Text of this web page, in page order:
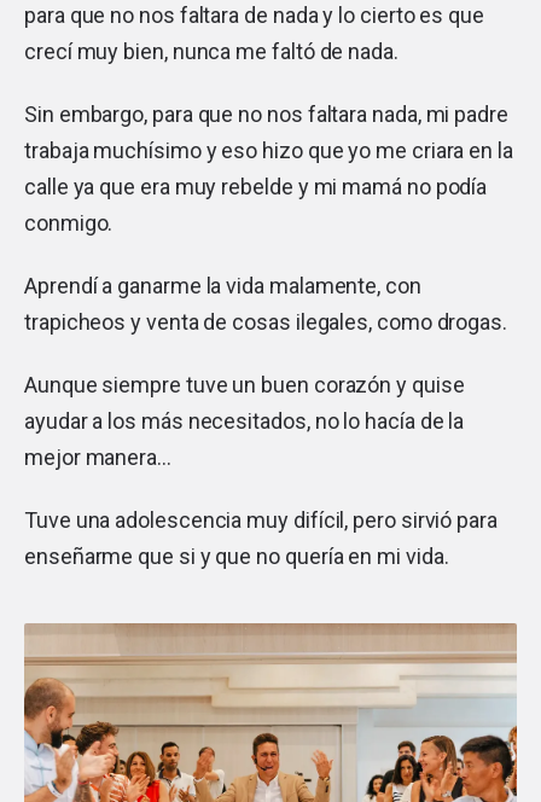
para que no nos faltara de nada y lo cierto es que
crecí muy bien, nunca me faltó de nada.
Sin embargo, para que no nos faltara nada, mi padre
trabaja muchísimo y eso hizo que yo me criara en la
calle ya que era muy rebelde y mi mamá no podía
conmigo.
Aprendí a ganarme la vida malamente, con
trapicheos y venta de cosas ilegales, como drogas.
Aunque siempre tuve un buen corazón y quise
ayudar a los más necesitados, no lo hacía de la
mejor manera…
Tuve una adolescencia muy difícil, pero sirvió para
enseñarme que si y que no quería en mi vida.